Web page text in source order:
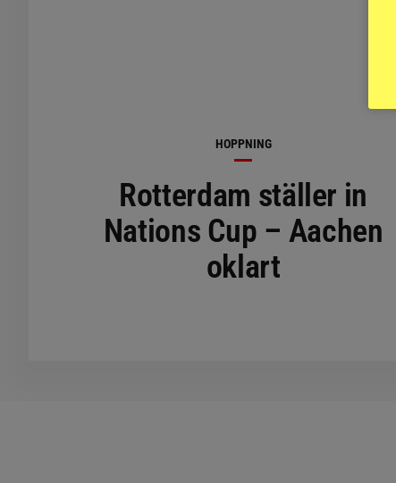
HOPPNING
Rotterdam ställer in
Nations Cup – Aachen
oklart